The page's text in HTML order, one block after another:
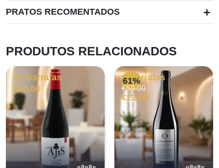
PRATOS RECOMENTADOS +
PRODUTOS RELACIONADOS
12 Garrafas
€82.00
61%
6 Garrafas
€59.00
O
preço
era:
€59.00.
€23.00
O
preço
é:
€23.00.